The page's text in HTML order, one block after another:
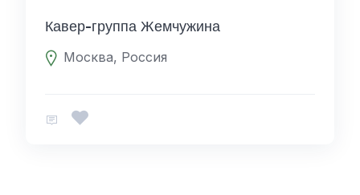
Кавер-группа Жемчужина
Москва, Россия